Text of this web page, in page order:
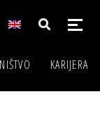
KARIJERA